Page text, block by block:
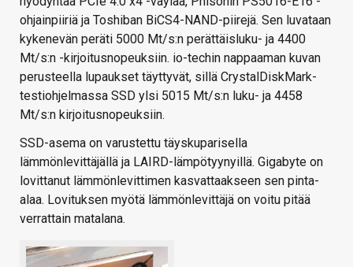
ohjainpiiriä ja Toshiban BiCS4-NAND-piirejä. Sen luvataan
kykenevän peräti 5000 Mt/s:n perättäisluku- ja 4400
Mt/s:n -kirjoitusnopeuksiin. io-techin nappaaman kuvan
perusteella lupaukset täyttyvät, sillä CrystalDiskMark-
testiohjelmassa SSD ylsi 5015 Mt/s:n luku- ja 4458
Mt/s:n kirjoitusnopeuksiin.
SSD-asema on varustettu täyskuparisella
lämmönlevittäjällä ja LAIRD-lämpötyynyillä. Gigabyte on
lovittanut lämmönlevittimen kasvattaakseen sen pinta-
alaa. Lovituksen myötä lämmönlevittäjä on voitu pitää
verrattain matalana.